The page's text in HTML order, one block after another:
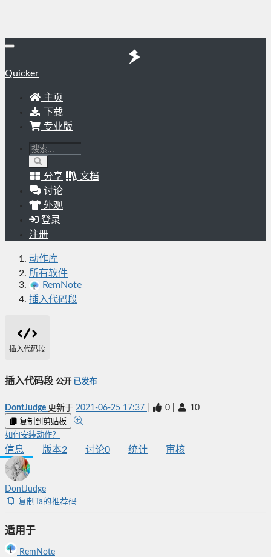
Quicker
主页
下载
专业版
分享
文档
讨论
外观
登录
注册
动作库
所有软件
RemNote
插入代码段
插入代码段
插入代码段 公开 已发布
DontJudge 更新于 2021-06-25 17:37 0 10
复制到剪贴板
如何安装动作？
信息 版本2 讨论0 统计 审核
DontJudge
复制Ta的推荐码
适用于
RemNote